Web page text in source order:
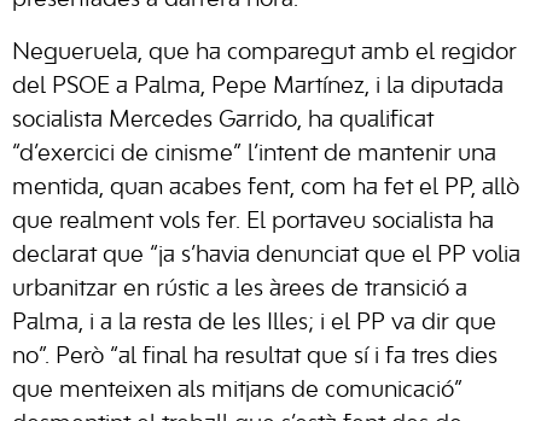
Negueruela, que ha comparegut amb el regidor
del PSOE a Palma, Pepe Martínez, i la diputada
socialista Mercedes Garrido, ha qualificat
“d’exercici de cinisme” l’intent de mantenir una
mentida, quan acabes fent, com ha fet el PP, allò
que realment vols fer. El portaveu socialista ha
declarat que “ja s’havia denunciat que el PP volia
urbanitzar en rústic a les àrees de transició a
Palma, i a la resta de les Illes; i el PP va dir que
no”. Però “al final ha resultat que sí i fa tres dies
que menteixen als mitjans de comunicació”